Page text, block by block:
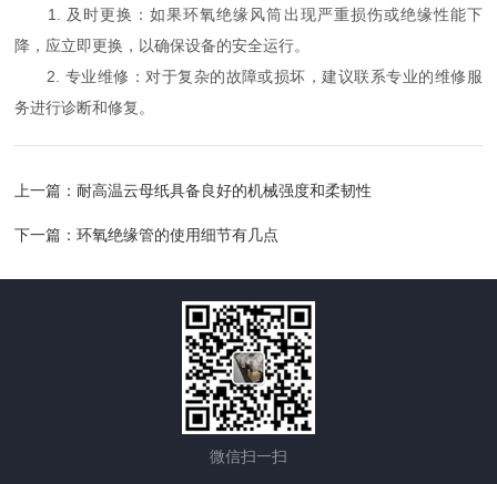
1. 及时更换：如果环氧绝缘风筒出现严重损伤或绝缘性能下
降，应立即更换，以确保设备的安全运行。
2. 专业维修：对于复杂的故障或损坏，建议联系专业的维修服
务进行诊断和修复。
上一篇：耐高温云母纸具备良好的机械强度和柔韧性
下一篇：环氧绝缘管的使用细节有几点
微信扫一扫